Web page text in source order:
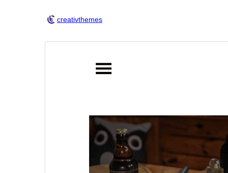
creativthemes